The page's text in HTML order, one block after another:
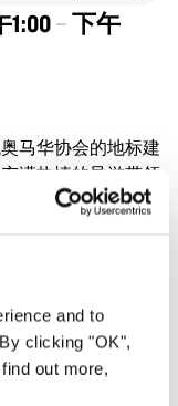
and to
clicking "OK",
out more,
1:00–下午
马华协会的地标建
满热情的导游带领
变。
，请提前在网上购